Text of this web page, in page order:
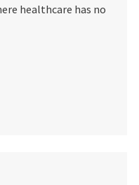
healthcare has no
Media Sales